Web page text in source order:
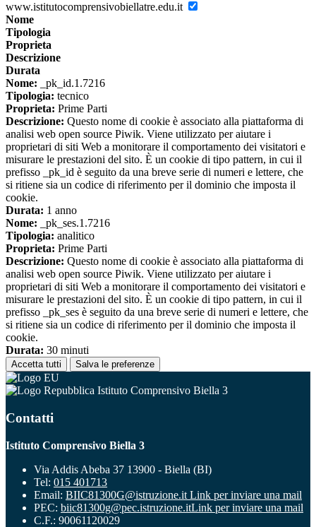
www.istitutocomprensivobiellatre.edu.it
Nome
Tipologia
Proprieta
Descrizione
Durata
Nome: _pk_id.1.7216
Tipologia: tecnico
Proprieta: Prime Parti
Descrizione: Questo nome di cookie è associato alla piattaforma di
analisi web open source Piwik. Viene utilizzato per aiutare i
proprietari di siti Web a monitorare il comportamento dei visitatori e
misurare le prestazioni del sito. È un cookie di tipo pattern, in cui il
prefisso _pk_id è seguito da una breve serie di numeri e lettere, che
si ritiene sia un codice di riferimento per il dominio che imposta il
cookie.
Durata: 1 anno
Nome: _pk_ses.1.7216
Tipologia: analitico
Proprieta: Prime Parti
Descrizione: Questo nome di cookie è associato alla piattaforma di
analisi web open source Piwik. Viene utilizzato per aiutare i
proprietari di siti Web a monitorare il comportamento dei visitatori e
misurare le prestazioni del sito. È un cookie di tipo pattern, in cui il
prefisso _pk_ses è seguito da una breve serie di numeri e lettere, che
si ritiene sia un codice di riferimento per il dominio che imposta il
cookie.
Durata: 30 minuti
Accetta tutti Salva le preferenze
Istituto Comprensivo Biella 3
Contatti
Istituto Comprensivo Biella 3
Via Addis Abeba 37 13900 - Biella (BI)
Tel: 015 401713
Email: BIIC81300G@istruzione.it Link per inviare una mail
PEC: biic81300g@pec.istruzione.itLink per inviare una mail
C.F.: 90061120029